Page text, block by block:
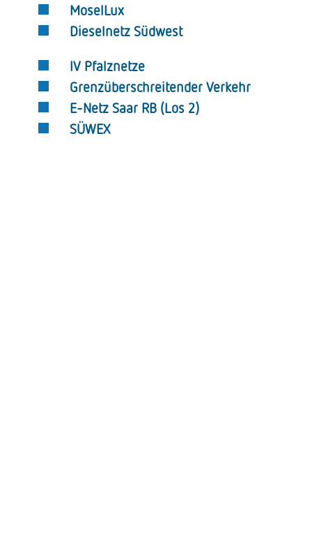
MoselLux
Dieselnetz Südwest
IV Pfalznetze
Grenzüberschreitender Verkehr
E-Netz Saar RB (Los 2)
SÜWEX